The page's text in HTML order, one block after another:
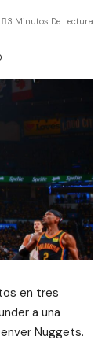
3 Minutos De Lectura
en tres
a una
Nuggets.